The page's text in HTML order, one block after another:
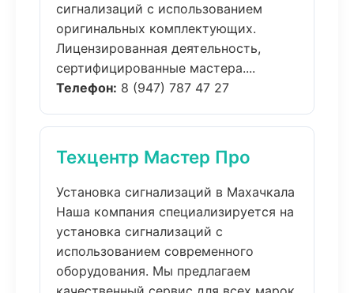
сигнализаций с использованием
оригинальных комплектующих.
Лицензированная деятельность,
сертифицированные мастера....
Телефон: 8 (947) 787 47 27
Техцентр Мастер Про
Установка сигнализаций в Махачкала
Наша компания специализируется на
установка сигнализаций с
использованием современного
оборудования. Мы предлагаем